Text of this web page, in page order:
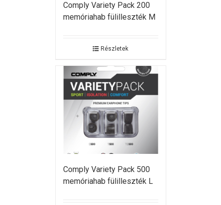
Comply Variety Pack 200
memóriahab fülilleszték M
Részletek
Comply Variety Pack 500
memóriahab fülilleszték L